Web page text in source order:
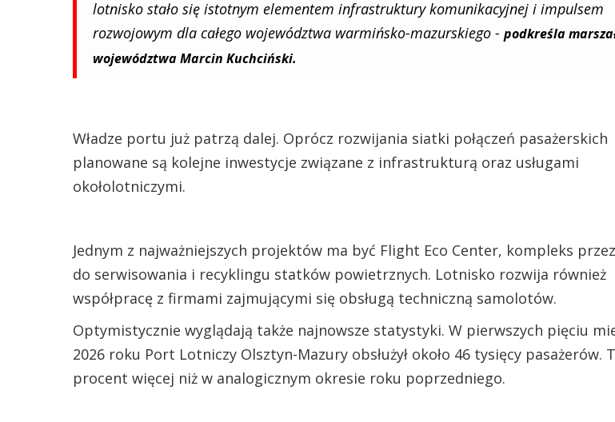
lotnisko stało się istotnym elementem infrastruktury komunikacyjnej i impulsem
rozwojowym dla całego województwa warmińsko-mazurskiego -podkreśla
województwa Marcin Kuchciński.
Władze portu już patrzą dalej. Oprócz rozwijania siatki połączeń pasażerskich
planowane są kolejne inwestycje związane z infrastrukturą oraz usługami
okołolotniczymi.
Jednym z najważniejszych projektów ma być Flight Eco Center, kompleks
do serwisowania i recyklingu statków powietrznych. Lotnisko rozwija również
współpracę z firmami zajmującymi się obsługą techniczną samolotów.
Optymistycznie wyglądają także najnowsze statystyki. W pierwszych pięciu
2026 roku Port Lotniczy Olsztyn-Mazury obsłużył około 46 tysięcy pasażerów.
procent więcej niż w analogicznym okresie roku poprzedniego.